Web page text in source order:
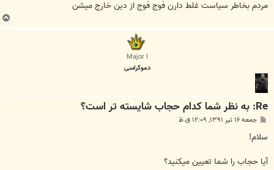
مردم بخاطر سیاست غلط دارن فوج فوج از دین خارج میشن
ب
ا
Major I
دموکراسی
Re: به نظر شما کدام حجاب شایسته تر است؟
پ
ت
جمعه ۱۶ تیر ۱۳۹۱, ۱۲:۰۹ ق.ظ
سلام!
آیا حجاب را شما تعیین میکنید؟